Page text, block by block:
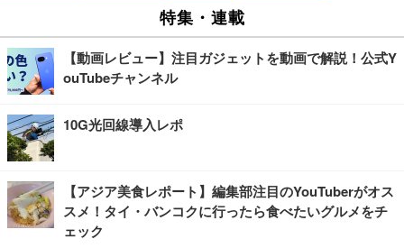
特集・連載
【動画レビュー】注目ガジェットを動画で解説！公式Y
ouTubeチャンネル
10G光回線導入レポ
【アジア美食レポート】編集部注目のYouTuberがオス
スメ！タイ・バンコクに行ったら食べたいグルメをチ
ェック